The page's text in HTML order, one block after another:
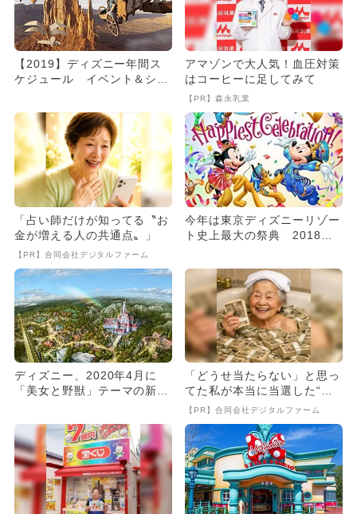
【2019】ディズニー年間ス
ケジュール イベント＆ショ
アマゾンで大人気！血圧対策
はコーヒーに足してみて
【PR】森永乳業
「占い師だけが知ってる〝お
金が増える人の共通点〟」
【PR】合同会社デジタルファーム
今年は東京ディズニーリゾー
ト史上最大の祭典 2018年
ディズニー、2020年4月に
「美女と野獣」テーマの新エ
「どうせ当たらない」と思っ
てた私が本当に当選した“買
い方”がこれ
【PR】合同会社デジタルファーム